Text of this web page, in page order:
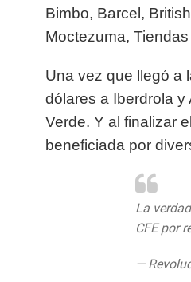
Bimbo, Barcel,
Moctezuma,
Una vez que llegó a
dólares a Iberdrola
Verde. Y al finalizar
beneficiada por
La
CFE por
—